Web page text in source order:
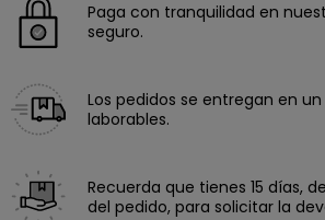
Paga con tranquilidad en
seguro.
Los pedidos se entregan en
laborables.
Recuerda que tienes 15 días,
del pedido, para solicitar la